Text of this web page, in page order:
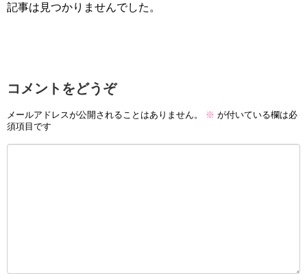
記事は見つかりませんでした。
コメントをどうぞ
メールアドレスが公開されることはありません。 ※ が付いている欄は必
須項目です